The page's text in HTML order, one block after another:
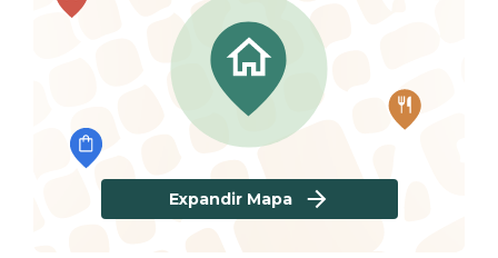
Expandir Mapa